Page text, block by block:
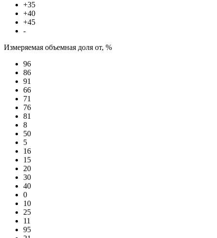
+35
+40
+45
-
Измеряемая объемная доля от, %
96
86
91
66
71
76
81
8
50
5
16
15
20
30
40
0
10
25
11
95